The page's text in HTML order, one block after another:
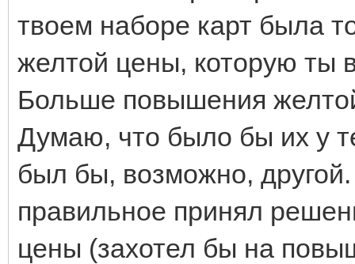
твоем наборе карт была
желтой цены, которую ты
Больше повышения
Думаю, что было бы их у
был бы, возможно,
правильное принял
цены (захотел бы на